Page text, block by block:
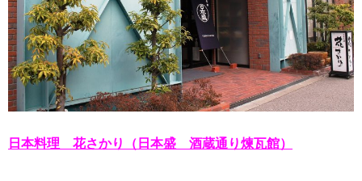
日本料理 花さかり（日本盛 酒蔵通り煉瓦館）